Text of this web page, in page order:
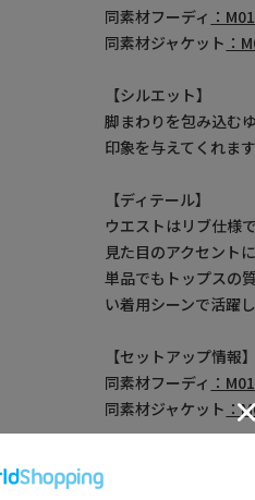
同素材フーディ ：
同素材ジャケット ：
【シルエット】
脚まわりを包み込む
印象を与えてくれます
【ディテール】
ウエストはリブ仕様
見た目のアクセント
単品でもトップスの
い着用シーンで活躍し
【セットアップ情報】
同素材フーディ ：
同素材ジャケット ：
菊池 武夫（きくち
1939年、東京都生